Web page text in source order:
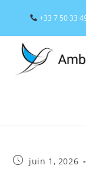
content
+33 7 50 33
Publication
juin 1, 2026